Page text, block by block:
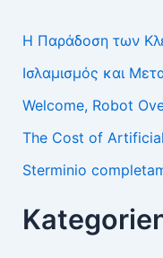
Η Παράδοση των
Ισλαμισμός και
Welcome, Robot
The Cost of
Sterminio